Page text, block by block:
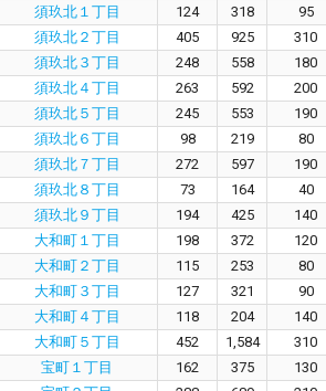
須玖北１丁目
124 318 95
須玖北２丁目
405 925 310
須玖北３丁目
248 558 180
須玖北４丁目
263 592 200
須玖北５丁目
245 553 190
須玖北６丁目
98 219 80
須玖北７丁目
272 597 190
須玖北８丁目
73 164 40
須玖北９丁目
194 425 140
大和町１丁目
198 372 120
大和町２丁目
115 253 80
大和町３丁目
127 321 90
大和町４丁目
118 204 140
大和町５丁目
452 1,584 310
宝町１丁目
162 375 130